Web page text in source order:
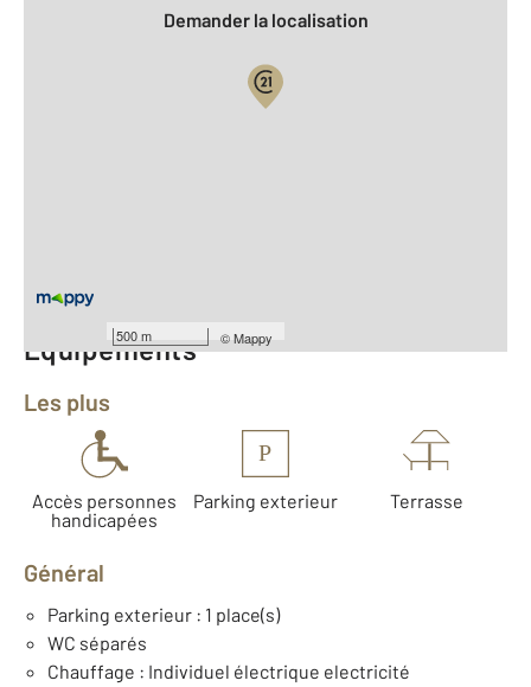
500 m ©Mappy
Demander la localisation
Équipements
Les plus
Accès personnes
handicapées
P
Parking exterieur Terrasse
Général
Parking exterieur : 1 place(s)
WC séparés
Chauffage : Individuel électrique electricité